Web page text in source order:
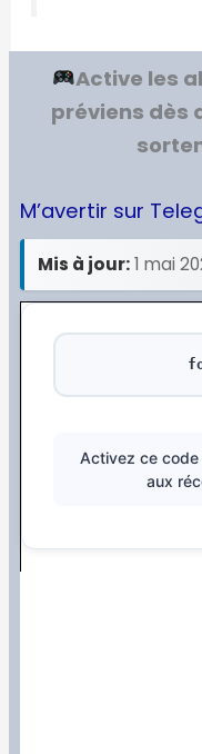
Active les
préviens dès
M’avertir sur
Mis à jour:1 mai
Activez ce
aux